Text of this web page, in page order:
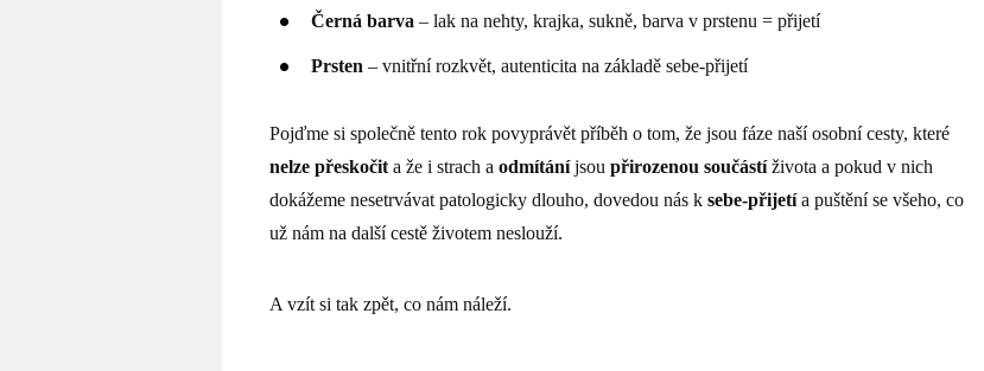
Černá barva – lak na nehty, krajka, sukně, barva v prstenu = přijetí
Prsten – vnitřní rozkvět, autenticita na základě sebe-přijetí
Pojďme si společně tento rok povyprávět příběh o tom, že jsou fáze naší osobní cesty, které
nelze přeskočit a že i strach a odmítáníjsou přirozenou součástíživota a pokud v nich
dokážeme nesetrvávat patologicky dlouho, dovedou nás k sebe-přijetía puštění se všeho, co
už nám na další cestě životem neslouží.
A vzít si tak zpět, co nám náleží.